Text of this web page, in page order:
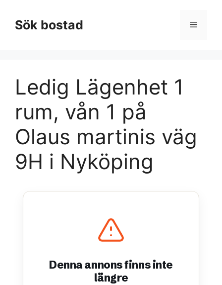
innehållSök bostad Meny
Ledig Lägenhet 1
rum, vån 1 på
Olaus martinis väg
9H i Nyköping
Denna annons finns inte
längre